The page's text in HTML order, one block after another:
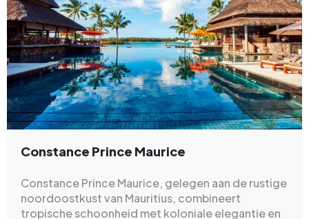
Constance Prince Maurice
Constance Prince Maurice, gelegen aan de rustige
noordoostkust van Mauritius, combineert
tropische schoonheid met koloniale elegantie en